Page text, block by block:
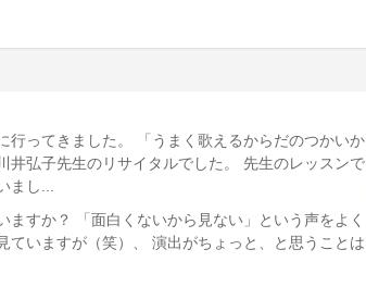
行ってきました。 「うまく歌えるからだのつかいか
井弘子先生のリサイタルでした。 先生のレッスンで
まし...
ますか？ 「面白くないから見ない」という声をよく
ていますが（笑）、 演出がちょっと、と思うことは